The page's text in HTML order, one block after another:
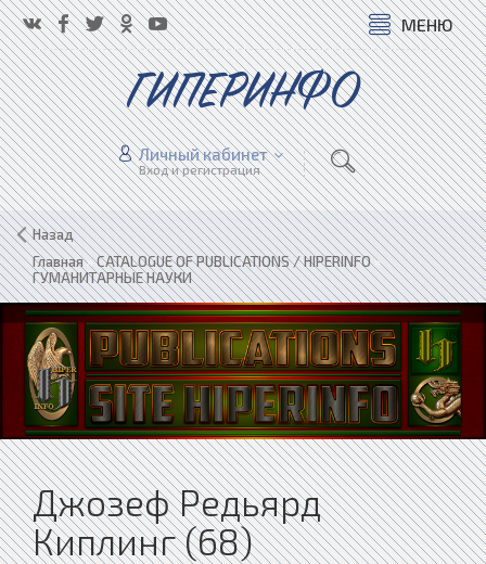
МЕНЮ
ГИПЕРИНФО
Личный кабинет
Вход и регистрация
Назад
Главная»CATALOGUE OF PUBLICATIONS / HIPERINFO»
ГУМАНИТАРНЫЕ НАУКИ
Джозеф Редьярд
Киплинг (68)